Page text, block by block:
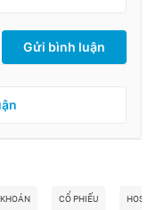
Gửi bình luận
CỔ PHIẾU HOSE